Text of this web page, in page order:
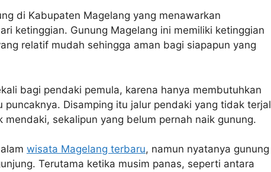
di Kabupaten Magelang yang menawarkan
ketinggian. Gunung Magelang ini memiliki ketinggian
relatif mudah sehingga aman bagi siapapun yang
bagi pendaki pemula, karena hanya membutuhkan
Disamping itu jalur pendaki yang tidak terjal
sekalipun yang belum pernah naik gunung.
wisata Magelang terbaru, namun nyatanya gunung
Terutama ketika musim panas, seperti antara